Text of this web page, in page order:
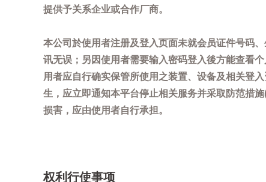
提供予关系企业或合作厂商。
本公司於使用者注册及登入页面未就会员证件号码
讯无误；另因使用者需要输入密码登入後方能查看
用者应自行确实保管所使用之装置、设备及相关登
生，应立即通知本平台停止相关服务并采取防范措
损害，应由使用者自行承担。
权利行使事项